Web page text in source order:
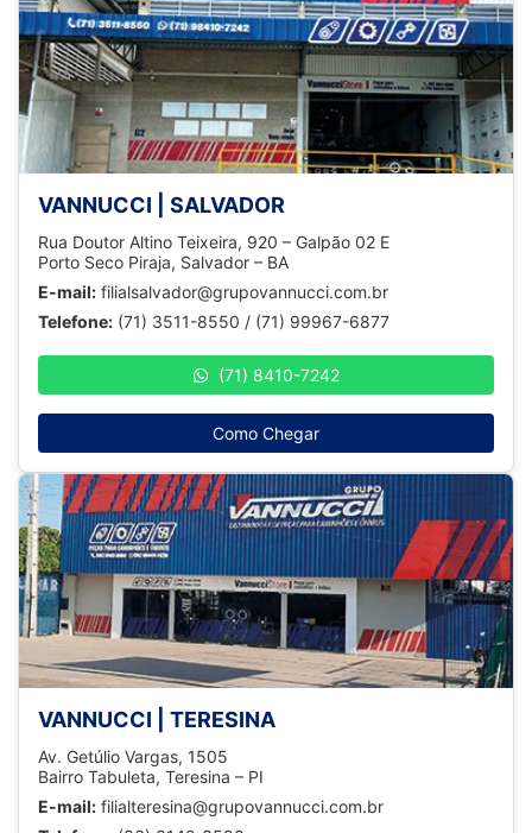
VANNUCCI | SALVADOR
Rua Doutor Altino Teixeira, 920 – Galpão 02 E
Porto Seco Piraja, Salvador – BA
E-mail: filialsalvador@grupovannucci.com.br
Telefone: (71) 3511-8550 / (71) 99967-6877
(71) 8410-7242
Como Chegar
VANNUCCI | TERESINA
Av. Getúlio Vargas, 1505
Bairro Tabuleta, Teresina – PI
E-mail: filialteresina@grupovannucci.com.br